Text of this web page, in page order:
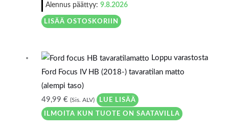
Alennus päättyy: 9.8.2026
LISÄÄ OSTOSKORIIN
Loppu varastosta
Ford Focus IV HB (2018-) tavaratilan matto
(alempi taso)
49,99 € (Sis. ALV) LUE LISÄÄ
ILMOITA KUN TUOTE ON SAATAVILLA